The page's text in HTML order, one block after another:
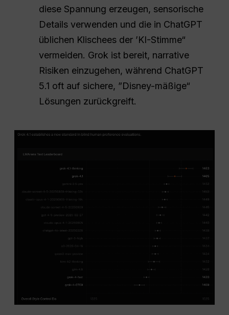
diese Spannung erzeugen, sensorische
Details verwenden und die in ChatGPT
üblichen Klischees der ’KI-Stimme“
vermeiden. Grok ist bereit, narrative
Risiken einzugehen, während ChatGPT
5.1 oft auf sichere, ”Disney-mäßige“
Lösungen zurückgreift.